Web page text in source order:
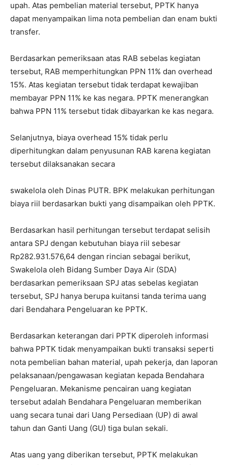
upah. Atas pembelian material tersebut, PPTK hanya
dapat menyampaikan lima nota pembelian dan enam bukti
transfer.
Berdasarkan pemeriksaan atas RAB sebelas kegiatan
tersebut, RAB memperhitungkan PPN 11% dan overhead
15%. Atas kegiatan tersebut tidak terdapat kewajiban
membayar PPN 11% ke kas negara. PPTK menerangkan
bahwa PPN 11% tersebut tidak dibayarkan ke kas negara.
Selanjutnya, biaya overhead 15% tidak perlu
diperhitungkan dalam penyusunan RAB karena kegiatan
tersebut dilaksanakan secara
swakelola oleh Dinas PUTR. BPK melakukan perhitungan
biaya riil berdasarkan bukti yang disampaikan oleh PPTK.
Berdasarkan hasil perhitungan tersebut terdapat selisih
antara SPJ dengan kebutuhan biaya riil sebesar
Rp282.931.576,64 dengan rincian sebagai berikut,
Swakelola oleh Bidang Sumber Daya Air (SDA)
berdasarkan pemeriksaan SPJ atas sebelas kegiatan
tersebut, SPJ hanya berupa kuitansi tanda terima uang
dari Bendahara Pengeluaran ke PPTK.
Berdasarkan keterangan dari PPTK diperoleh informasi
bahwa PPTK tidak menyampaikan bukti transaksi seperti
nota pembelian bahan material, upah pekerja, dan laporan
pelaksanaan/pengawasan kegiatan kepada Bendahara
Pengeluaran. Mekanisme pencairan uang kegiatan
tersebut adalah Bendahara Pengeluaran memberikan
uang secara tunai dari Uang Persediaan (UP) di awal
tahun dan Ganti Uang (GU) tiga bulan sekali.
Atas uang yang diberikan tersebut, PPTK melakukan